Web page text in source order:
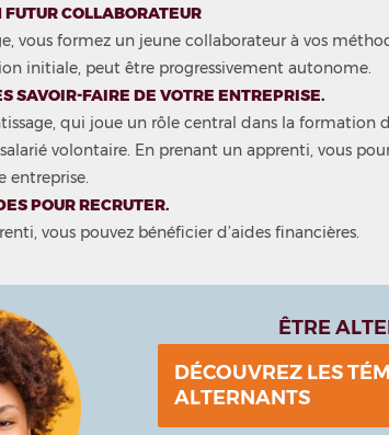
FUTUR COLLABORATEUR
vous formez un jeune collaborateur à vos
initiale, peut être progressivement autonome.
SAVOIR-FAIRE DE VOTRE ENTREPRISE.
qui joue un rôle central dans la formation
volontaire. En prenant un apprenti, vous
entreprise.
POUR RECRUTER.
vous pouvez bénéficier d’aides financières.
ÊTRE
DÉCOUVREZ LES
ALTERNANTS